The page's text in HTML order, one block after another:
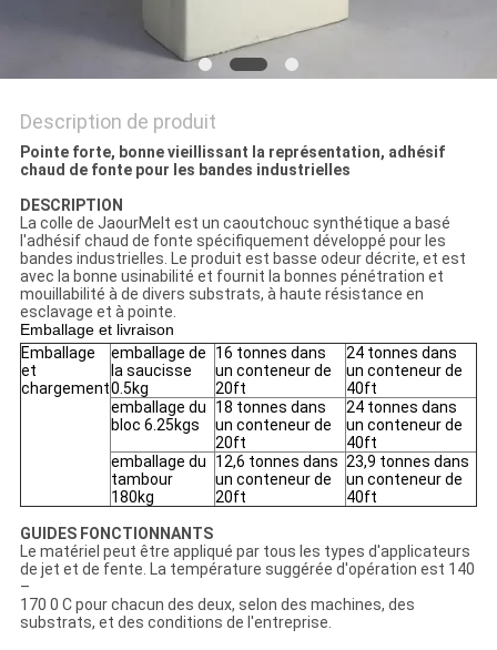
Description de produit
Pointe forte, bonne vieillissant la représentation, adhésif
chaud de fonte pour les bandes industrielles
DESCRIPTION
La colle de JaourMelt est un caoutchouc synthétique a basé
l'adhésif chaud de fonte spécifiquement développé pour les
bandes industrielles. Le produit est basse odeur décrite, et est
avec la bonne usinabilité et fournit la bonnes pénétration et
mouillabilité à de divers substrats, à haute résistance en
esclavage et à pointe.
Emballage et livraison
Emballage
et
chargement
emballage de
la saucisse
0.5kg
16 tonnes dans
un conteneur de
20ft
24 tonnes dans
un conteneur de
40ft
emballage du
bloc 6.25kgs
18 tonnes dans
un conteneur de
20ft
24 tonnes dans
un conteneur de
40ft
emballage du
tambour
180kg
12,6 tonnes dans
un conteneur de
20ft
23,9 tonnes dans
un conteneur de
40ft
GUIDES FONCTIONNANTS
Le matériel peut être appliqué par tous les types d'applicateurs
de jet et de fente. La température suggérée d'opération est 140
–
170 0 C pour chacun des deux, selon des machines, des
substrats, et des conditions de l'entreprise.